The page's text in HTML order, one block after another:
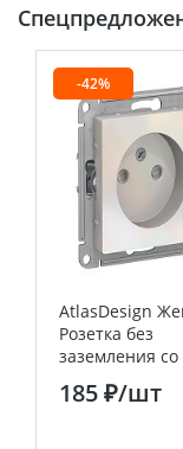
-42%
AtlasDesign
Розетка без
заземления со
шторками, 16А
Systeme Electric
185 ₽/шт